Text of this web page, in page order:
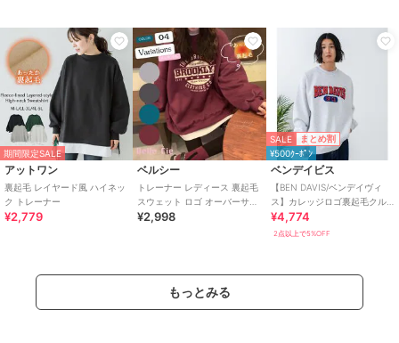
期間限定SALE
アットワン
裏起毛 レイヤード風 ハイネッ
ク トレーナー
¥2,779
ベルシー
トレーナー レディース 裏起毛
スウェット ロゴ オーバーサイ
ズ アメカジ 韓国 大きいサイズ
¥2,998
SALE まとめ割
¥500ｸｰﾎﾟﾝ
ベンデイビス
【BEN DAVIS/ベンデイヴィ
ス】カレッジロゴ裏起毛クル
ーネックスウェットトレーナ
ー
¥4,774
2点以上で5%OFF
もっとみる